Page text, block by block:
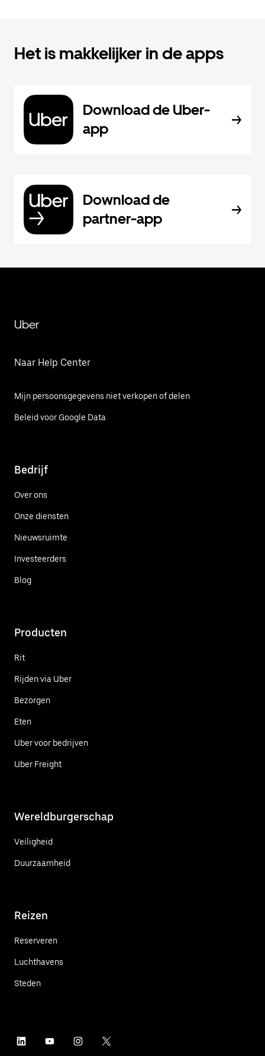
Het is makkelijker in de apps
Download de Uber-
app
Download de
partner-app
Uber
Naar Help Center
Mijn persoonsgegevens niet verkopen of delen
Beleid voor Google Data
Bedrijf
Over ons
Onze diensten
Nieuwsruimte
Investeerders
Blog
Producten
Rit
Rijden via Uber
Bezorgen
Eten
Uber voor bedrijven
Uber Freight
Wereldburgerschap
Veiligheid
Duurzaamheid
Reizen
Reserveren
Luchthavens
Steden